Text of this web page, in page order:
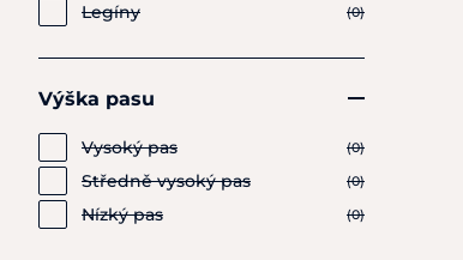
Legíny (0)
Výška pasu
Vysoký pas (0)
Středně vysoký pas (0)
Nízký pas (0)